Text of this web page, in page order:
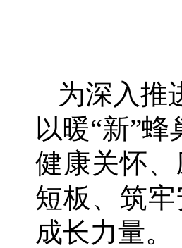
为深入推
以暖“新”
健康关怀
短板、筑
成长力量。